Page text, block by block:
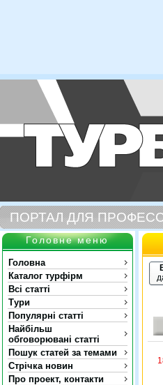
ПОРТАЛ ДЛЯ
Головне меню
Головна
Каталог турфірм
Всі статті
Тури
Популярні статті
Найбільш
обговорювані статті
Пошук статей за темами
Стрічка новин
Про проект, контакти